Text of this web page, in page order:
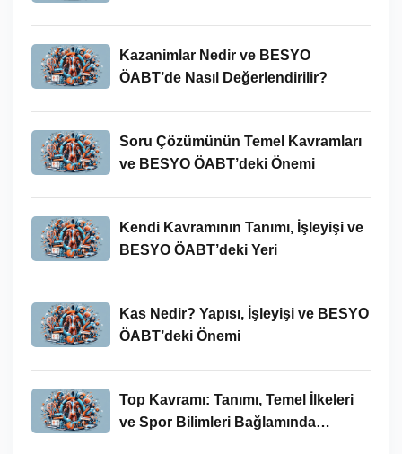
Kazanimlar Nedir ve BESYO
ÖABT’de Nasıl Değerlendirilir?
Soru Çözümünün Temel Kavramları
ve BESYO ÖABT’deki Önemi
Kendi Kavramının Tanımı, İşleyişi ve
BESYO ÖABT’deki Yeri
Kas Nedir? Yapısı, İşleyişi ve BESYO
ÖABT’deki Önemi
Top Kavramı: Tanımı, Temel İlkeleri
ve Spor Bilimleri Bağlamında